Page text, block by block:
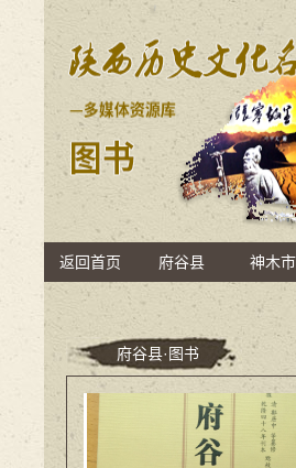
返回首页 府谷县 神木市
府谷县·图书